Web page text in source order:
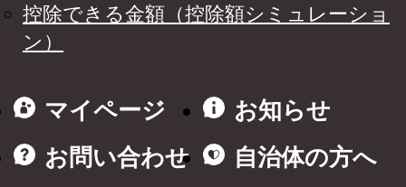
控除できる金額（控除額シミュレーショ
ン）
マイページ
お知らせ
お問い合わせ
自治体の方へ